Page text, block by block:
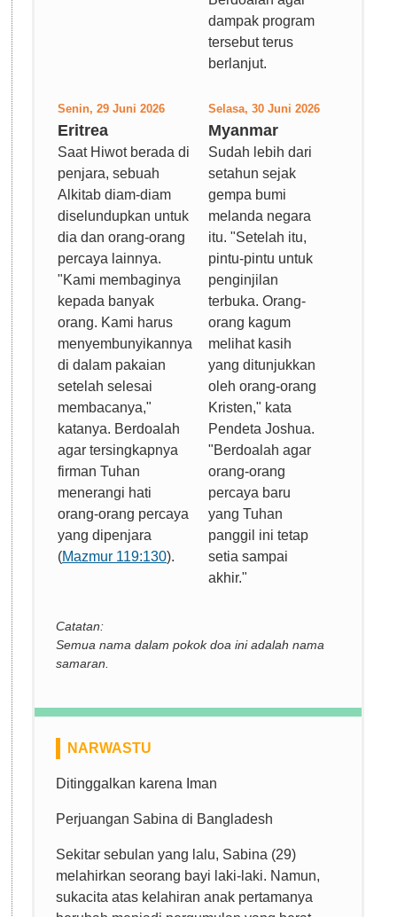
dampak program
tersebut terus
berlanjut.
Senin, 29 Juni 2026
Eritrea
Saat Hiwot berada di
penjara, sebuah
Alkitab diam-diam
diselundupkan untuk
dia dan orang-orang
percaya lainnya.
"Kami membaginya
kepada banyak
orang. Kami harus
menyembunyikannya
di dalam pakaian
setelah selesai
membacanya,"
katanya. Berdoalah
agar tersingkapnya
firman Tuhan
menerangi hati
orang-orang percaya
yang dipenjara
(Mazmur 119:130).
Selasa, 30 Juni 2026
Myanmar
Sudah lebih dari
setahun sejak
gempa bumi
melanda negara
itu. "Setelah itu,
pintu-pintu untuk
penginjilan
terbuka. Orang-
orang kagum
melihat kasih
yang ditunjukkan
oleh orang-orang
Kristen," kata
Pendeta Joshua.
"Berdoalah agar
orang-orang
percaya baru
yang Tuhan
panggil ini tetap
setia sampai
akhir."
Catatan:
Semua nama dalam pokok doa ini adalah nama
samaran.
NARWASTU
Ditinggalkan karena Iman
Perjuangan Sabina di Bangladesh
Sekitar sebulan yang lalu, Sabina (29)
melahirkan seorang bayi laki-laki. Namun,
sukacita atas kelahiran anak pertamanya